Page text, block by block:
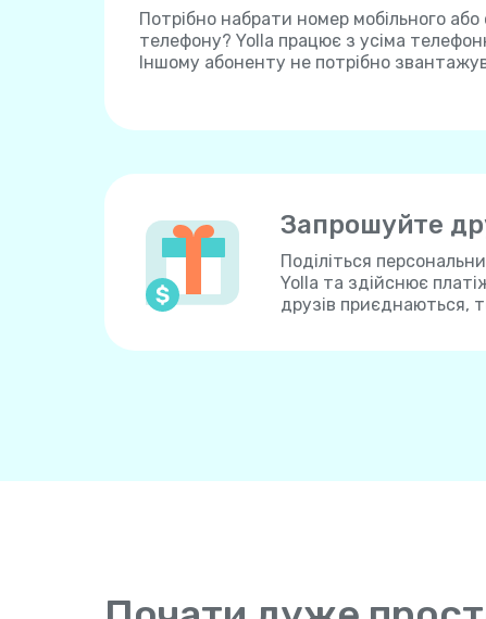
Потрібно набрати номер мобільного або
телефону? Yolla працює з усіма
Іншому абоненту не потрібно
Запрошуйте
Поділіться
Yolla та здійснює
друзів приєднаються,